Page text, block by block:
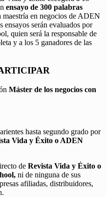
ensayo de 300 palabras
maestría en negocios de ADEN
ensayos serán evaluados por
quien será la responsable de
y a los 5 ganadores de las
Máster de los negocios con
hasta segundo grado por
Vida y Éxito o ADEN
de Revista Vida y Éxito o
ni de ninguna de sus
afiliadas, distribuidores,